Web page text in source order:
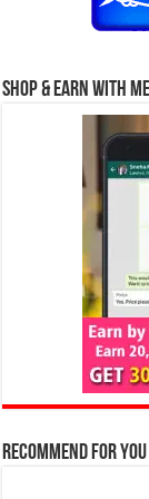
Shop & Earn with
Recommend for You